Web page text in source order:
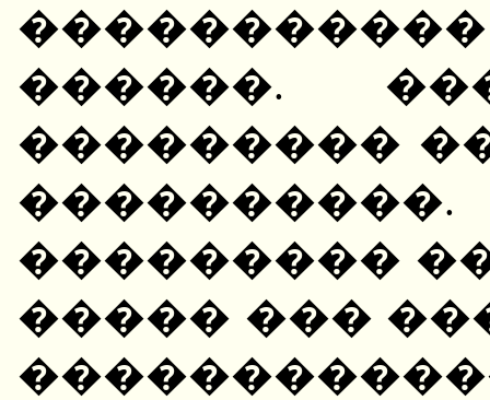
������.
���������
���������
����� ���